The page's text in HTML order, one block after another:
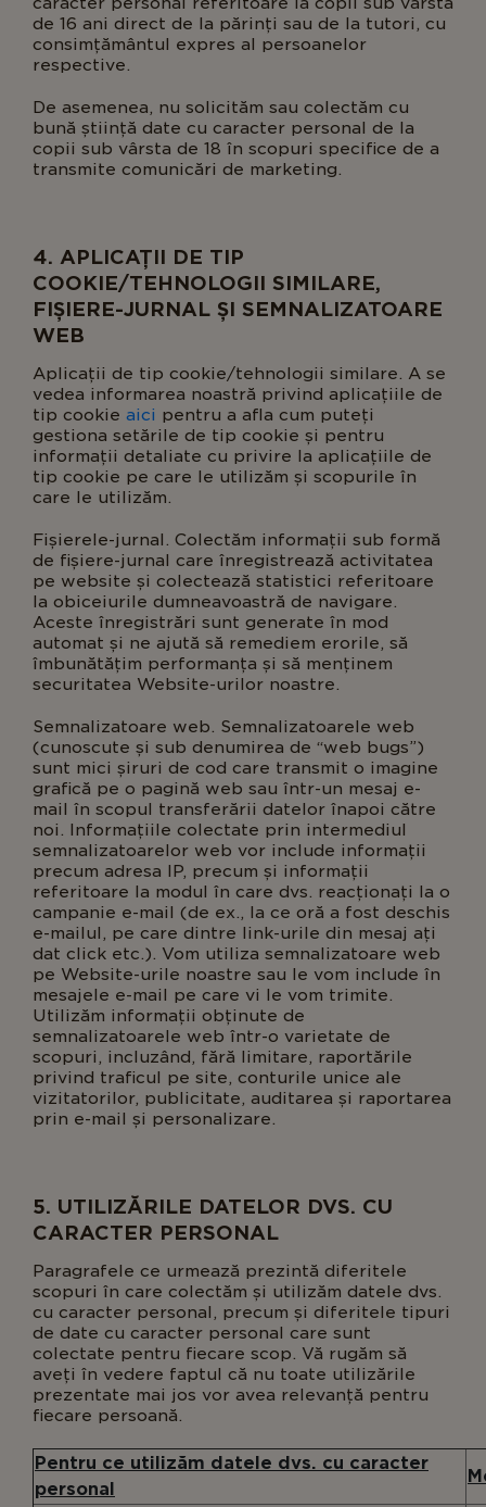
de 16 ani direct de la părinți sau de la tutori, cu
consimțământul expres al persoanelor
respective.
De asemenea, nu solicităm sau colectăm cu
bună știință date cu caracter personal de la
copii sub vârsta de 18 în scopuri specifice de a
transmite comunicări de marketing.
4. APLICAȚII DE TIP
COOKIE/TEHNOLOGII SIMILARE,
FIȘIERE-JURNAL ȘI SEMNALIZATOARE
WEB
Aplicații de tip cookie/tehnologii similare. A se
vedea informarea noastră privind aplicațiile de
tip cookie aici pentru a afla cum puteți
gestiona setările de tip cookie și pentru
informații detaliate cu privire la aplicațiile de
tip cookie pe care le utilizăm și scopurile în
care le utilizăm.
Fișierele-jurnal. Colectăm informații sub formă
de fișiere-jurnal care înregistrează activitatea
pe website și colectează statistici referitoare
la obiceiurile dumneavoastră de navigare.
Aceste înregistrări sunt generate în mod
automat și ne ajută să remediem erorile, să
îmbunătățim performanța și să menținem
securitatea Website-urilor noastre.
Semnalizatoare web. Semnalizatoarele web
(cunoscute și sub denumirea de “web bugs”)
sunt mici șiruri de cod care transmit o imagine
grafică pe o pagină web sau într-un mesaj e-
mail în scopul transferării datelor înapoi către
noi. Informațiile colectate prin intermediul
semnalizatoarelor web vor include informații
precum adresa IP, precum și informații
referitoare la modul în care dvs. reacționați la o
campanie e-mail (de ex., la ce oră a fost deschis
e-mailul, pe care dintre link-urile din mesaj ați
dat click etc.). Vom utiliza semnalizatoare web
pe Website-urile noastre sau le vom include în
mesajele e-mail pe care vi le vom trimite.
Utilizăm informații obținute de
semnalizatoarele web într-o varietate de
scopuri, incluzând, fără limitare, raportările
privind traficul pe site, conturile unice ale
vizitatorilor, publicitate, auditarea și raportarea
prin e-mail și personalizare.
5. UTILIZĂRILE DATELOR DVS. CU
CARACTER PERSONAL
Paragrafele ce urmează prezintă diferitele
scopuri în care colectăm și utilizăm datele dvs.
cu caracter personal, precum și diferitele tipuri
de date cu caracter personal care sunt
colectate pentru fiecare scop. Vă rugăm să
aveți în vedere faptul că nu toate utilizările
prezentate mai jos vor avea relevanță pentru
fiecare persoană.
Pentru ce utilizăm datele dvs. cu caracter
personal